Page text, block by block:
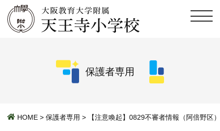
保護者専用
HOME > 保護者専用 > 【注意喚起】0829不審者情報（阿倍野区）